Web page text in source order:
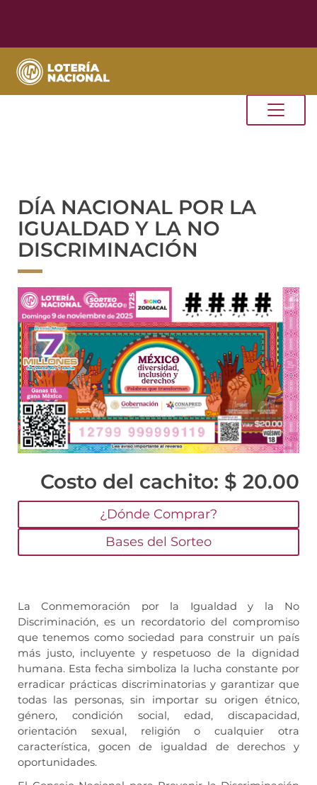
DÍA NACIONAL POR LA
IGUALDAD Y LA NO
DISCRIMINACIÓN
Costo del cachito: $ 20.00
¿Dónde Comprar?
Bases del Sorteo
La Conmemoración por la Igualdad y la No
Discriminación, es un recordatorio del compromiso
que tenemos como sociedad para construir un país
más justo, incluyente y respetuoso de la dignidad
humana. Esta fecha simboliza la lucha constante por
erradicar prácticas discriminatorias y garantizar que
todas las personas, sin importar su origen étnico,
género, condición social, edad, discapacidad,
orientación sexual, religión o cualquier otra
característica, gocen de igualdad de derechos y
oportunidades.